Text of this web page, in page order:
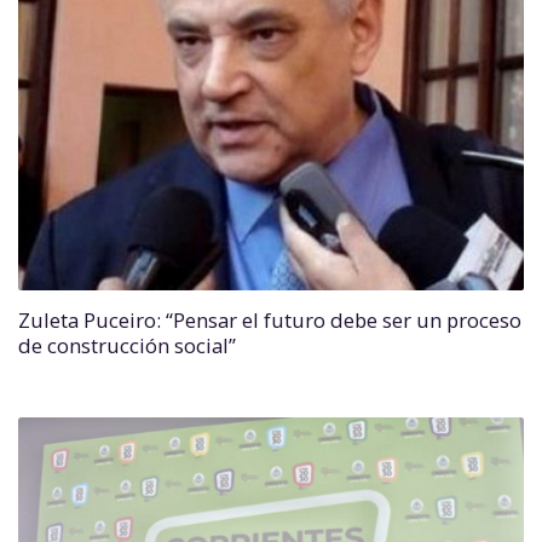
Zuleta Puceiro: “Pensar el futuro debe ser un proceso
de construcción social”